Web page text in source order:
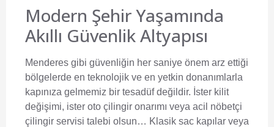
Modern Şehir Yaşamında
Akıllı Güvenlik Altyapısı
Menderes gibi güvenliğin her saniye önem arz ettiği
bölgelerde en teknolojik ve en yetkin donanımlarla
kapınıza gelmemiz bir tesadüf değildir. İster kilit
değişimi, ister oto çilingir onarımı veya acil nöbetçi
çilingir servisi talebi olsun… Klasik sac kapılar veya